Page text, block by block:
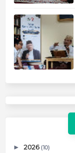
► 2026 (10)